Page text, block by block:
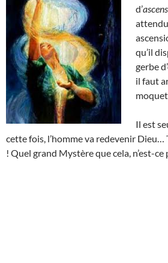
d’
qu’il
gerbe
il faut
Il est
cette fois, l’homme va redevenir
! Quel grand Mystère que cela, n’est-ce